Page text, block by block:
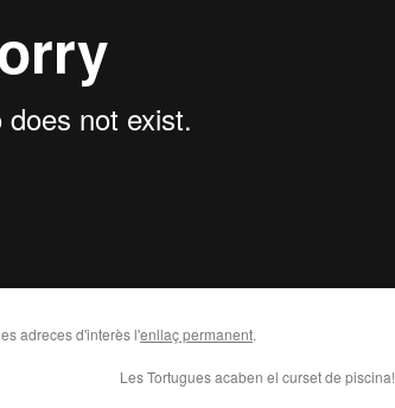
adreces d'interès l'enllaç permanent.
Les Tortugues acaben el curset de piscina!